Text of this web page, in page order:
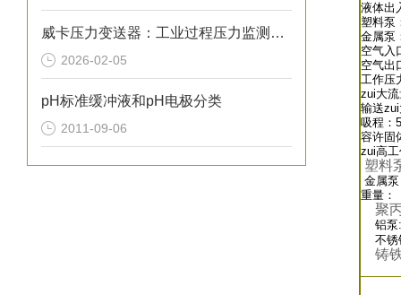
威卡压力变送器：工业过程压力监测的关键传感设备
2026-02-05
pH标准缓冲液和pH电极分类
2011-09-06
液体出
塑料泵
金属泵
空气入
空气出
工作压
zui大
输送
吸程：
容许固
zui高
塑料
金属
重量：
聚
铝泵
不锈
铸